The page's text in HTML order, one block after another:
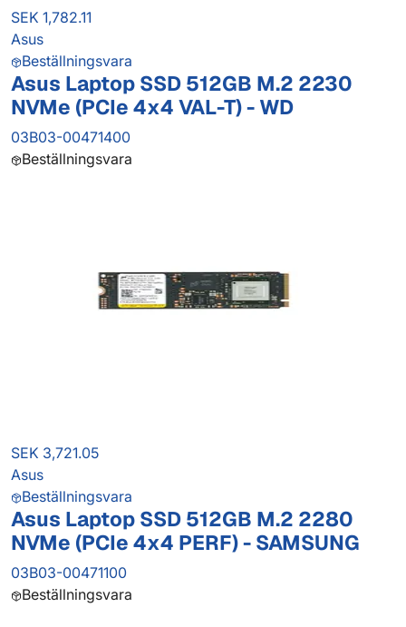
SEK 1,782.11
Asus
Beställningsvara
Asus Laptop SSD 512GB M.2 2230
NVMe (PCIe 4x4 VAL-T) - WD
03B03-00471400
Beställningsvara
SEK 3,721.05
Asus
Beställningsvara
Asus Laptop SSD 512GB M.2 2280
NVMe (PCIe 4x4 PERF) - SAMSUNG
03B03-00471100
Beställningsvara